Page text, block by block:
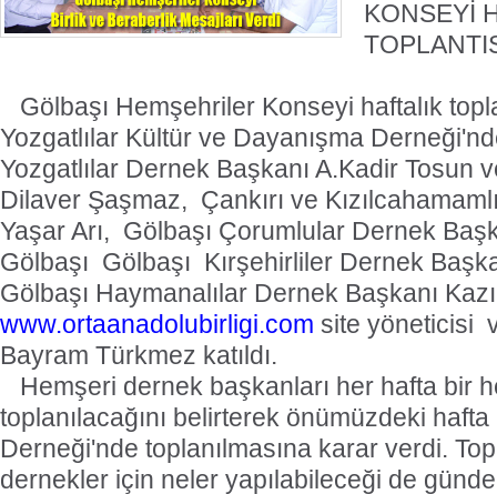
KONSEYİ
Gölbaşı Hemşehriler Konseyi haftalık
Yozgatlılar Kültür ve Dayanışma
Yozgatlılar Dernek Başkanı A.Kadir Tosun
Dilaver Şaşmaz, Çankırı ve
Yaşar Arı, Gölbaşı Çorumlular Dernek
Gölbaşı Gölbaşı Kırşehirliler Dernek
Gölbaşı Haymanalılar Dernek Başkanı
www.ortaanadolubirligi.com site yöneticisi
Bayram Türkmez katıldı.
Hemşeri dernek başkanları her hafta bir
toplanılacağını belirterek önümüzdeki hafta
Derneği'nde toplanılmasına karar verdi.
dernekler için neler yapılabileceği de